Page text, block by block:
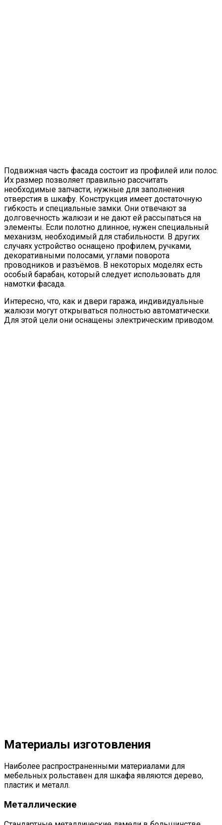
Подвижная часть фасада состоит из профилей или полос.
Их размер позволяет правильно рассчитать
необходимые запчасти, нужные для заполнения
отверстия в шкафу. Конструкция имеет достаточную
гибкость и специальные замки. Они отвечают за
долговечность жалюзи и не дают ей рассыпаться на
элементы. Если полотно длинное, нужен специальный
механизм, необходимый для стабильности. В других
случаях устройство оснащено профилем, ручками,
декоративными полосами, углами поворота
проводников и разъёмов. В некоторых моделях есть
особый барабан, который следует использовать для
намотки фасада.
Интересно, что, как и двери гаража, индивидуальные
жалюзи могут открываться полностью автоматически.
Для этой цели они оснащены электрическим приводом.
Материалы изготовления
Наиболее распространенными материалами для
мебельных рольставен для шкафа являются дерево,
пластик и металл.
Металлические